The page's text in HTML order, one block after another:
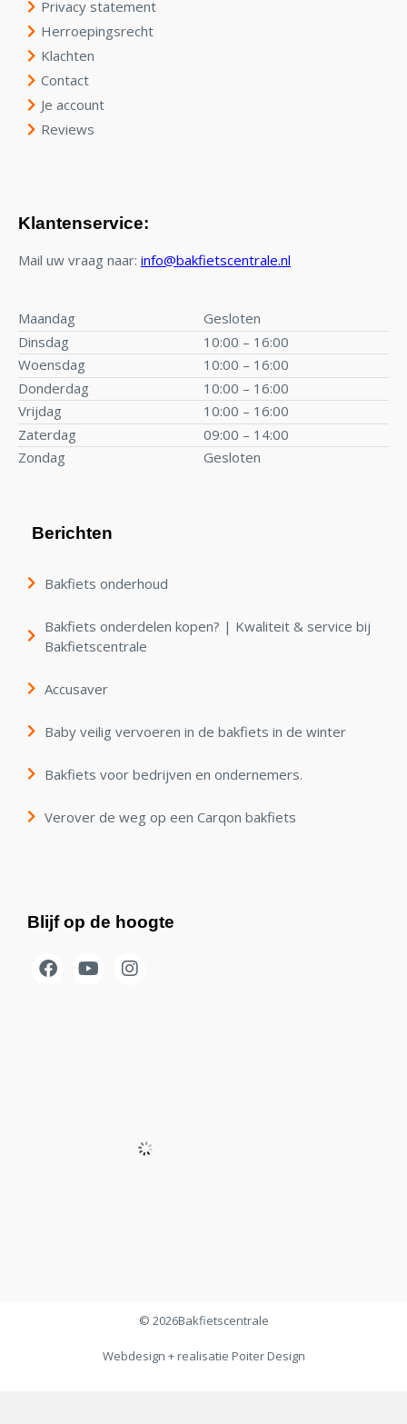
Privacy statement
Herroepingsrecht
Klachten
Contact
Je account
Reviews
Klantenservice:
Mail uw vraag naar: info@bakfietscentrale.nl
Maandag
Gesloten
Dinsdag
10:00 – 16:00
Woensdag
10:00 – 16:00
Donderdag
10:00 – 16:00
Vrijdag
10:00 – 16:00
Zaterdag
09:00 – 14:00
Zondag
Gesloten
Berichten
Bakfiets onderhoud
Bakfiets onderdelen kopen? | Kwaliteit & service bij
Bakfietscentrale
Accusaver
Baby veilig vervoeren in de bakfiets in de winter
Bakfiets voor bedrijven en ondernemers.
Verover de weg op een Carqon bakfiets
Blijf op de hoogte
© 2026Bakfietscentrale
Webdesign + realisatie Poiter Design